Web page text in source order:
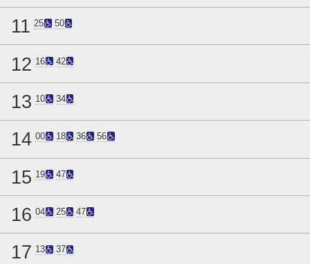
11 25 50
12 16 42
13 10 34
14 00 18 36 56
15 19 47
16 04 25 47
17 13 37